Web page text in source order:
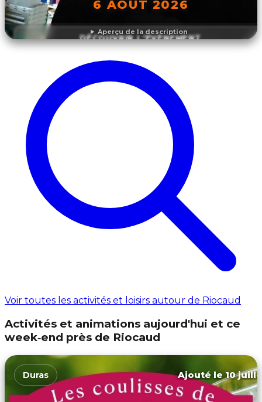
Aperçu de la description
6 AOÛT 2026
DÉCOUVRIR L'ÉVÉNEMENT
Voir toutes les activités et loisirs autour de Riocaud
Activités et animations aujourd'hui et ce
week‑end près de Riocaud
Duras Ajouté le 10